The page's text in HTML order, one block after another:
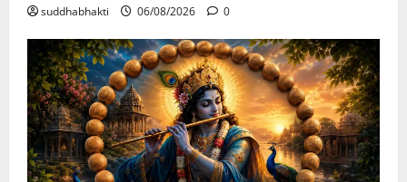
suddhabhakti 06/08/2026 0